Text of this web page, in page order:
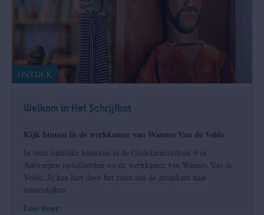
ONTDEK
Welkom in Het Schrijfkot
Kijk binnen in de werkkamer van Wannes Van de Velde
In onze tijdelijke kantoren in de Gildekamersstraat 9 in
Antwerpen installeerden we de werkkamer van Wannes Van de
Velde. Jij kan hier door het raam aan de straatkant naar
binnenkijken.
Lees meer